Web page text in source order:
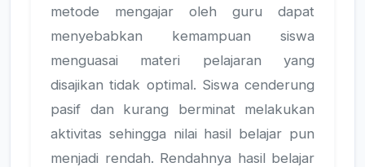
metode mengajar oleh guru dapat
menyebabkan kemampuan siswa
menguasai materi pelajaran yang
disajikan tidak optimal. Siswa cenderung
pasif dan kurang berminat melakukan
aktivitas sehingga nilai hasil belajar pun
menjadi rendah. Rendahnya hasil belajar